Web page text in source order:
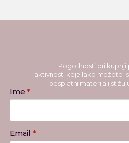
Pogodnosti pri kupnji
aktivnosti koje lako možete
besplatni materijali stižu
Ime *
Email *